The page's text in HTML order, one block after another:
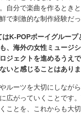
自分で楽曲を作るときと
で刺激的な制作経験だっ
K-POPボーイグループ
、海外の女性ミュージ
ジェクトを進めるうえ
いと感じることはありま
ルーツを大切にしなが
広がっていくことです
ことを、これからも大